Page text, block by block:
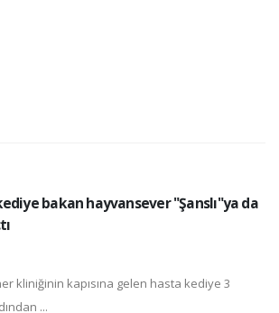
bakan hayvansever "Şanslı"ya da
kliniğinin kapısına gelen hasta kediye 3
...